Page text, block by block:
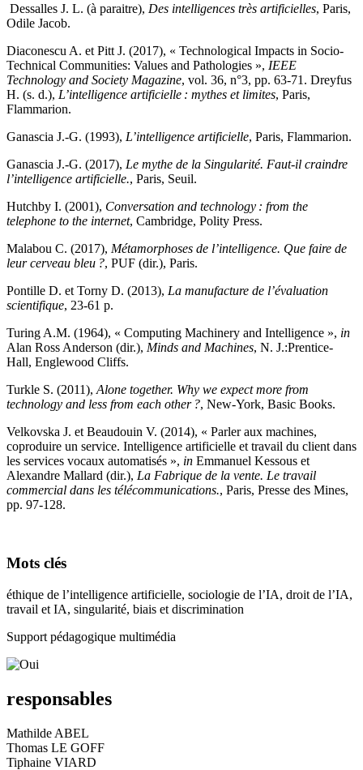
Dessalles J. L. (à paraitre), Des intelligences très artificielles, Paris,
Odile Jacob.
Diaconescu A. et Pitt J. (2017), « Technological Impacts in Socio-
Technical Communities: Values and Pathologies », IEEE
Technology and Society Magazine, vol. 36, n°3, pp. 63‑71. Dreyfus
H. (s. d.), L’intelligence artificielle : mythes et limites, Paris,
Flammarion.
Ganascia J.-G. (1993), L’intelligence artificielle, Paris, Flammarion.
Ganascia J.-G. (2017), Le mythe de la Singularité. Faut-il craindre
l’intelligence artificielle., Paris, Seuil.
Hutchby I. (2001), Conversation and technology : from the
telephone to the internet, Cambridge, Polity Press.
Malabou C. (2017), Métamorphoses de l’intelligence. Que faire de
leur cerveau bleu ?, PUF (dir.), Paris.
Pontille D. et Torny D. (2013), La manufacture de l’évaluation
scientifique, 23-61 p.
Turing A.M. (1964), « Computing Machinery and Intelligence », in
Alan Ross Anderson (dir.), Minds and Machines, N. J.:Prentice-
Hall, Englewood Cliffs.
Turkle S. (2011), Alone together. Why we expect more from
technology and less from each other ?, New-York, Basic Books.
Velkovska J. et Beaudouin V. (2014), « Parler aux machines,
coproduire un service. Intelligence artificielle et travail du client dans
les services vocaux automatisés », in Emmanuel Kessous et
Alexandre Mallard (dir.), La Fabrique de la vente. Le travail
commercial dans les télécommunications., Paris, Presse des Mines,
pp. 97‑128.
Mots clés
éthique de l’intelligence artificielle, sociologie de l’IA, droit de l’IA,
travail et IA, singularité, biais et discrimination
Support pédagogique multimédia
responsables
Mathilde ABEL
Thomas LE GOFF
Tiphaine VIARD